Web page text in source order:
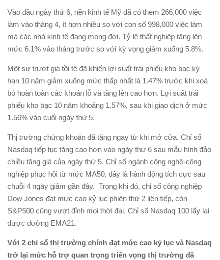
Vào đầu ngày thứ 6, nền kinh tế Mỹ đã có them 266,000 việc
làm vào tháng 4, ít hơn nhiều so với con số 998,000 việc làm
mà các nhà kinh tế đang mong đợi. Tỷ lệ thất nghiệp tăng lên
mức 6.1% vào tháng trước so với kỳ vọng giảm xuống 5.8%.
Một sự trượt giá tồi tệ đã khiến lợi suất trái phiếu kho bạc kỳ
hạn 10 năm giảm xuống mức thấp nhất là 1.47% trước khi xoá
bỏ hoàn toàn các khoản lỗ và tăng lên cao hơn. Lợi suất trái
phiếu kho bạc 10 năm khoảng 1.57%, sau khi giao dịch ở mức
1.56% vào cuối ngày thứ 5.
Thị trường chứng khoán đã tăng ngay từ khi mở cửa. Chỉ số
Nasdaq tiếp tục tăng cao hơn vào ngày thứ 6 sau mẫu hình đảo
chiều tăng giá của ngày thứ 5. Chỉ số ngành công nghệ-công
nghiệp phục hồi từ mức MA50, đây là hành động tích cực sau
chuỗi 4 ngày giảm gần đây. Trong khi đó, chỉ số công nghiệp
Dow Jones đạt mức cao kỷ lục phiên thứ 2 liên tiếp, còn
S&P500 cũng vượt đỉnh mọi thời đại. Chỉ số Nasdaq 100 lấy lại
được đường EMA21.
Với 2 chỉ số thị trường chính đạt mức cao kỷ lục và Nasdaq
trở lại mức hỗ trợ quan trọng triển vọng thị trường đã